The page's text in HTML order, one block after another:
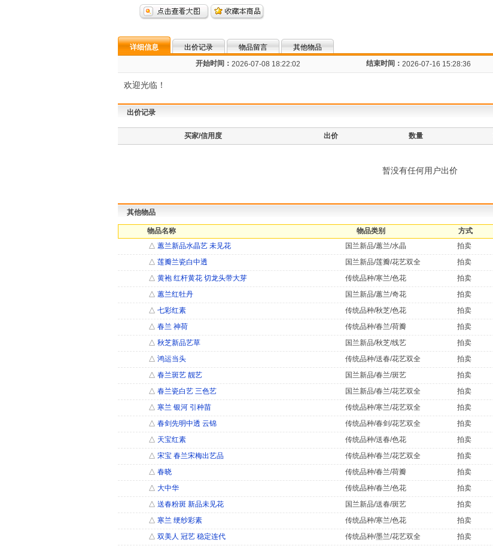
详细信息 出价记录 物品留言
其他物品
开始时间： 2026-07-08 18:22:02 结束时间： 2026-07-16 15:28:36
欢迎光临！
出价记录
买家/信用度 出价 数量
暂没有任何用户出价
其他物品
物品名称 物品类别 方式
△ 蕙兰新品水晶艺 未见花 国兰新品/蕙兰/水晶 拍卖
△ 莲瓣兰瓷白中透 国兰新品/莲瓣/花艺双全 拍卖
△ 黄袍 红杆黄花 切龙头带大芽 传统品种/寒兰/色花 拍卖
△ 蕙兰红牡丹 国兰新品/蕙兰/奇花 拍卖
△ 七彩红素 传统品种/秋芝/色花 拍卖
△ 春兰 神荷 传统品种/春兰/荷瓣 拍卖
△ 秋芝新品艺草 国兰新品/秋芝/线艺 拍卖
△ 鸿运当头 传统品种/送春/花艺双全 拍卖
△ 春兰斑艺 靓艺 国兰新品/春兰/斑艺 拍卖
△ 春兰瓷白艺 三色艺 国兰新品/春兰/花艺双全 拍卖
△ 寒兰 银河 引种苗 传统品种/寒兰/花艺双全 拍卖
△ 春剑先明中透 云锦 传统品种/春剑/花艺双全 拍卖
△ 天宝红素 传统品种/送春/色花 拍卖
△ 宋宝 春兰宋梅出艺品 传统品种/春兰/花艺双全 拍卖
△ 春晓 传统品种/春兰/荷瓣 拍卖
△ 大中华 传统品种/春兰/色花 拍卖
△ 送春粉斑 新品未见花 国兰新品/送春/斑艺 拍卖
△ 寒兰 绠纱彩素 传统品种/寒兰/色花 拍卖
△ 双美人 冠艺 稳定连代 传统品种/墨兰/花艺双全 拍卖